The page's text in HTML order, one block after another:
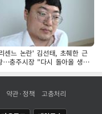
센느 논란' 김선태, 초췌한 근
…충주시장 "다시 돌아올 생
?"
약관·정책 고충처리